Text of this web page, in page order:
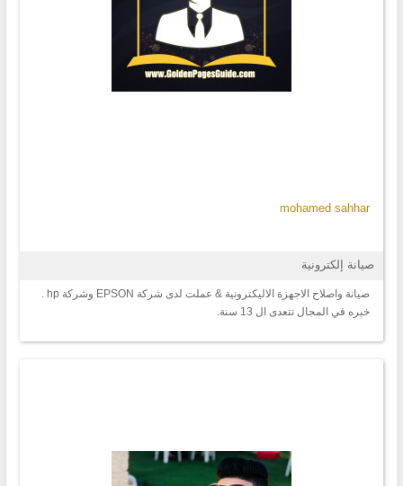
mohamed sahhar
صيانة إلكترونية
خبره في المجال تتعدى ال 13 سنة.